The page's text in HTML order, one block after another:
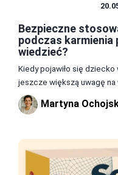
Bezpieczne
podczas karmienia
wiedzieć?
Kiedy pojawiło się dziecko
jeszcze większą uwagę na
Martyna